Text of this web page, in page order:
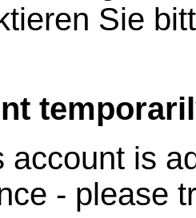
Sie
account is
- please